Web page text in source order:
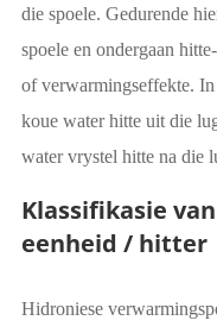
die spoele. Gedurende
spoele en ondergaan
of verwarmingseffekte.
koue water hitte uit die
water vrystel hitte na die
Klassifikasie
eenheid / hitter
Hidroniese